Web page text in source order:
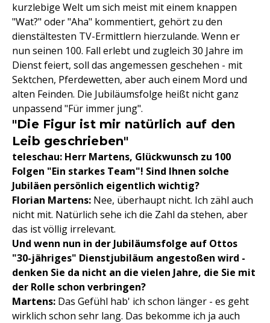
kurzlebige Welt um sich meist mit einem knappen
"Wat?" oder "Aha" kommentiert, gehört zu den
dienstältesten TV-Ermittlern hierzulande. Wenn er
nun seinen 100. Fall erlebt und zugleich 30 Jahre im
Dienst feiert, soll das angemessen geschehen - mit
Sektchen, Pferdewetten, aber auch einem Mord und
alten Feinden. Die Jubiläumsfolge heißt nicht ganz
unpassend "Für immer jung".
"Die Figur ist mir natürlich auf den
Leib geschrieben"
teleschau: Herr Martens, Glückwunsch zu 100
Folgen "Ein starkes Team"! Sind Ihnen solche
Jubiläen persönlich eigentlich wichtig?
Florian Martens: Nee, überhaupt nicht. Ich zähl auch
nicht mit. Natürlich sehe ich die Zahl da stehen, aber
das ist völlig irrelevant.
Und wenn nun in der Jubiläumsfolge auf Ottos
"30-jähriges" Dienstjubiläum angestoßen wird -
denken Sie da nicht an die vielen Jahre, die Sie mit
der Rolle schon verbringen?
Martens: Das Gefühl hab' ich schon länger - es geht
wirklich schon sehr lang. Das bekomme ich ja auch